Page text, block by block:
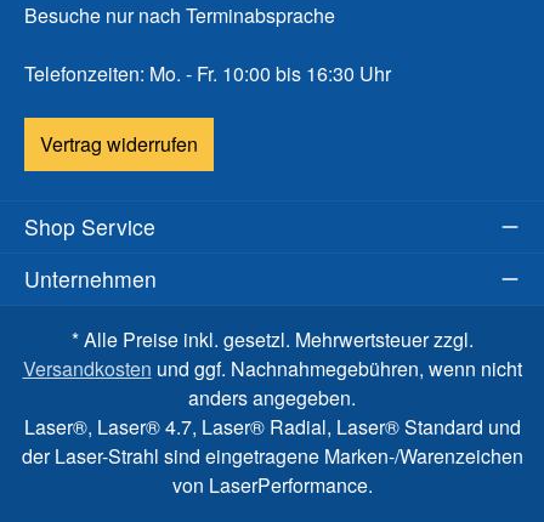
Besuche nur nach Terminabsprache
Telefonzeiten: Mo. - Fr. 10:00 bis 16:30 Uhr
Vertrag widerrufen
Shop Service
Unternehmen
* Alle Preise inkl. gesetzl. Mehrwertsteuer zzgl.
Versandkosten und ggf. Nachnahmegebühren, wenn nicht
anders angegeben.
Laser®, Laser® 4.7, Laser® Radial, Laser® Standard und
der Laser-Strahl sind eingetragene Marken-/Warenzeichen
von LaserPerformance.